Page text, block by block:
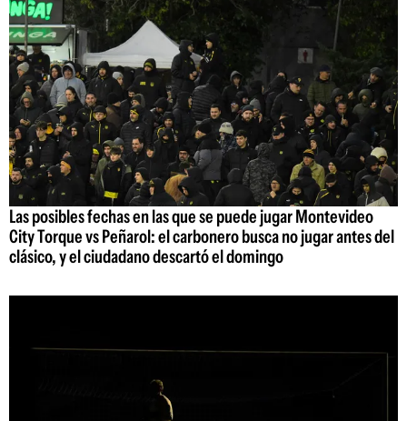
Las posibles fechas en las que se puede jugar Montevideo
City Torque vs Peñarol: el carbonero busca no jugar antes del
clásico, y el ciudadano descartó el domingo